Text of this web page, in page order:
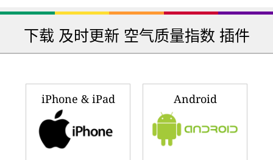
下载 及时更新 空气质量指数 插件
iPhone & iPad Android